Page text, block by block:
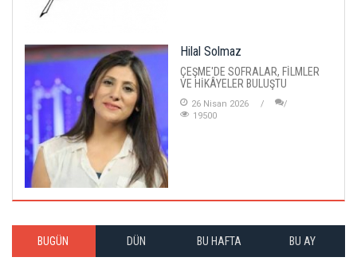
Hilal Solmaz
ÇEŞME'DE SOFRALAR, FİLMLER
VE HİKÂYELER BULUŞTU
26 Nisan 2026
19500
BUGÜN DÜN BU HAFTA BU AY